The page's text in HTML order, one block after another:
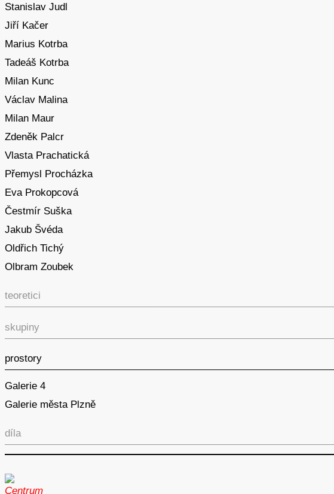
Stanislav Judl
Jiří Kačer
Marius Kotrba
Tadeáš Kotrba
Milan Kunc
Václav Malina
Milan Maur
Zdeněk Palcr
Vlasta Prachatická
Přemysl Procházka
Eva Prokopcová
Čestmír Suška
Jakub Švéda
Oldřich Tichý
Olbram Zoubek
teoretici
skupiny
prostory
Galerie 4
Galerie města Plzně
díla